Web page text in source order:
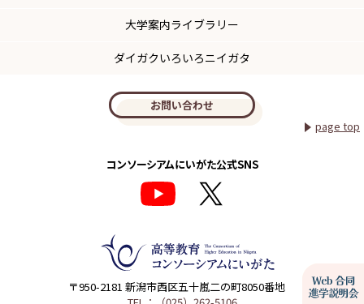
〒950-2181 新潟市西区五十嵐二の町8050番地
大学案内ライブラリー
ダイガクいろいろニイガタ
お問い合わせ
page top
コンソーシアムにいがた公式SNS